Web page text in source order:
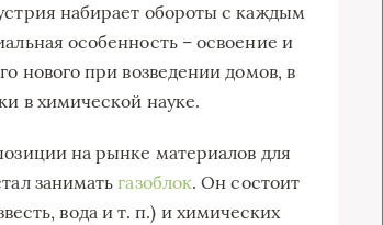
набирает обороты с каждым
особенность – освоение и
нового при возведении домов, в
в химической науке.
на рынке материалов для
заниматьгазоблок. Он состоит
вода и т. п.) и химических